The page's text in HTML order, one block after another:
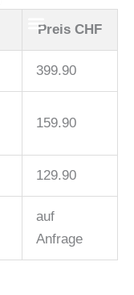
Preis CHF
399.90
159.90
129.90
auf
Anfrage